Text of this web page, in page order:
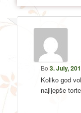
Bo 3. July,
Koliko god
najljepše